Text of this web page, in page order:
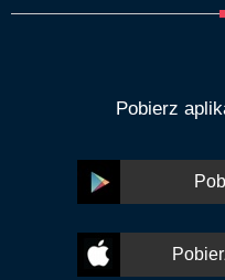
Pobierz